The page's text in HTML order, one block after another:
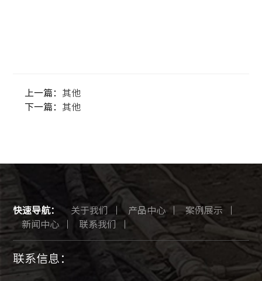
上一篇： 其他
下一篇： 其他
快速导航： 关于我们 产品中心
案例展示
新闻中心
联系我们
联系信息：